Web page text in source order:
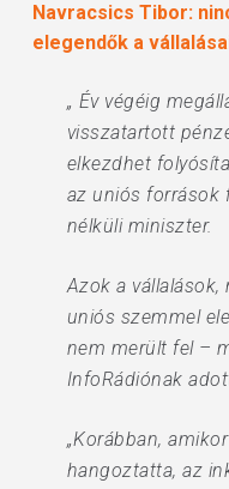
Navracsics Tibor:
elegendők a
„ Év végéig
visszatartott
elkezdhet
az uniós források
nélküli miniszter.
Azok a vállalások,
uniós szemmel
nem merült fel –
InfoRádiónak
„Korábban,
hangoztatta, az